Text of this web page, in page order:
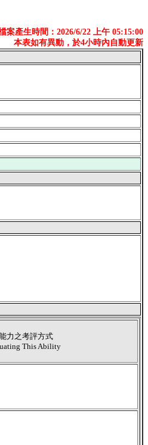
案產生時間：2026/6/22 上午 05:15:00
本表如有異動，於4小時內自動更新
力之考評方式
This Ability